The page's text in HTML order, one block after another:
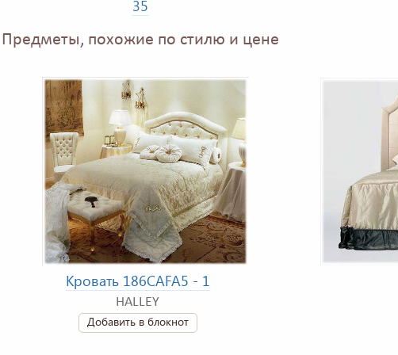
35
Предметы, похожие по стилю и цене
Кровать 186CAFA5 - 1
HALLEY
Добавить в блокнот